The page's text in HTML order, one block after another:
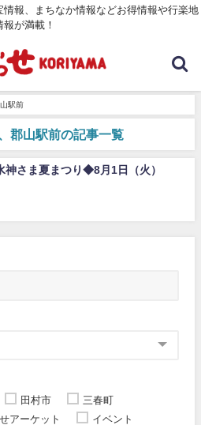
情報、まちなか情報などお得情報や行楽地
報が満載！
駅前
郡山駅前の記事一覧
さま夏まつり◆8月1日（火）
田村市
三春町
アーケット
イベント